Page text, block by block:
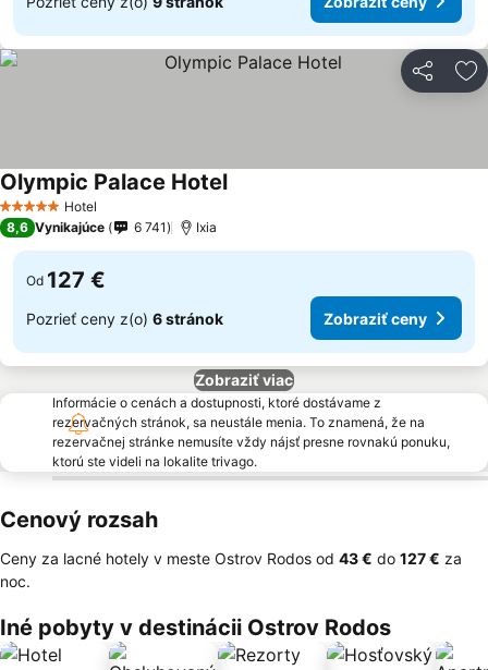
Zdieľať
5 Počet hviezdičiek
Hotel
Olympic Palace Hotel
8,6 Vynikajúce 6 741 Ixia
Od 127 €
Pozrieť ceny z(o) 6 stránok Zobraziť ceny
Zobraziť viac
Informácie o cenách a dostupnosti, ktoré dostávame z
rezervačných stránok, sa neustále menia. To znamená, že na
rezervačnej stránke nemusíte vždy nájsť presne rovnakú ponuku,
ktorú ste videli na lokalite trivago.
Cenový rozsah
Ceny za lacné hotely v meste Ostrov Rodos od ‎43 € do ‎127 € za
noc.
Iné pobyty v destinácii Ostrov Rodos